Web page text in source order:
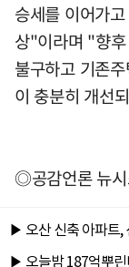
승세를 이어가
상"이라며 "향
불구하고 기존
이 충분히 개선
◎공감언론 뉴